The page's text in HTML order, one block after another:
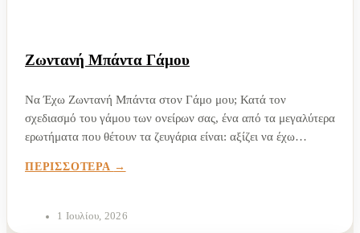
Ζωντανή Μπάντα Γάμου
Να Έχω Ζωντανή Μπάντα στον Γάμο μου; Κατά τον
σχεδιασμό του γάμου των ονείρων σας, ένα από τα μεγαλύτερα
ερωτήματα που θέτουν τα ζευγάρια είναι: αξίζει να έχω
παράγοντες, αλλά ένα είναι...
ΠΕΡΙΣΣΟΤΕΡΑ
1 Ιουλίου, 2026